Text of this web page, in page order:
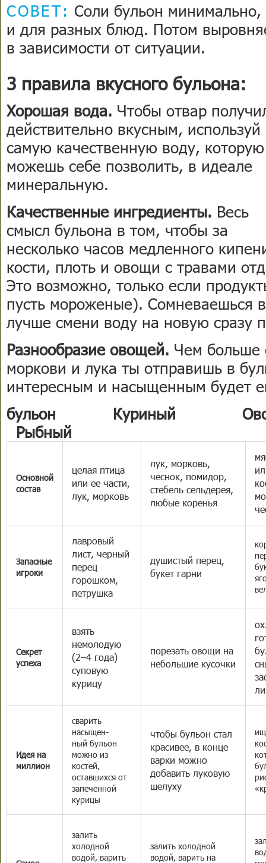
СОВЕТ: Соли бульон минимально,
и для разных блюд. Потом
в зависимости от ситуации.
3 правила вкусного бульона:
Хорошая вода. Чтобы отвар
действительно вкусным, используй
самую качественную воду, которую
можешь себе позволить, в идеале
минеральную.
Качественные ингредиенты. Весь
смысл бульона в том, чтобы за
несколько часов медленного
кости, плоть и овощи с травами
Это возможно, только если
пусть мороженые). Сомневаешься
лучше смени воду на новую сразу
Разнообразие овощей. Чем больше
моркови и лука ты отправишь в
интересным и насыщенным будет
бульон Куриный
Рыбный
Основной
состав
целая птица
или ее части,
лук, морковь
лук, морковь,
чеснок, помидор,
стебель сельдерея,
любые коренья
Запасные
игроки
лавровый
лист, черный
перец
горошком,
петрушка
душистый перец,
букет гарни
Секрет
успеха
взять
немолодую
(2–4 года)
суповую
курицу
порезать овощи на
небольшие кусочки
Идея на
миллион
сварить
насыщен-
ный бульон
можно из
костей,
оставшихся от
запеченной
курицы
чтобы бульон стал
красивее, в конце
варки можно
добавить луковую
шелуху
залить
холодной
водой, варить
залить холодной
водой, варить на